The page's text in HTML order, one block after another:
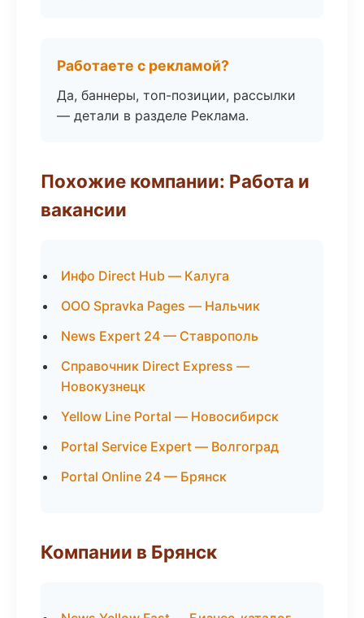
Работаете с рекламой?
Да, баннеры, топ-позиции, рассылки
— детали в разделе Реклама.
Похожие компании: Работа и
вакансии
Инфо Direct Hub — Калуга
ООО Spravka Pages — Нальчик
News Expert 24 — Ставрополь
Справочник Direct Express —
Новокузнецк
Yellow Line Portal — Новосибирск
Portal Service Expert — Волгоград
Portal Online 24 — Брянск
Компании в Брянск